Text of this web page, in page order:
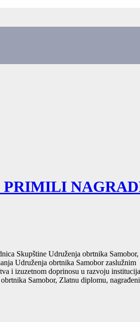
Skupštine Udruženja obrtnika Samobor,
Udruženja obrtnika Samobor zaslužnim
i izuzetnom doprinosu u razvoju institucija
Samobor, Zlatnu diplomu,